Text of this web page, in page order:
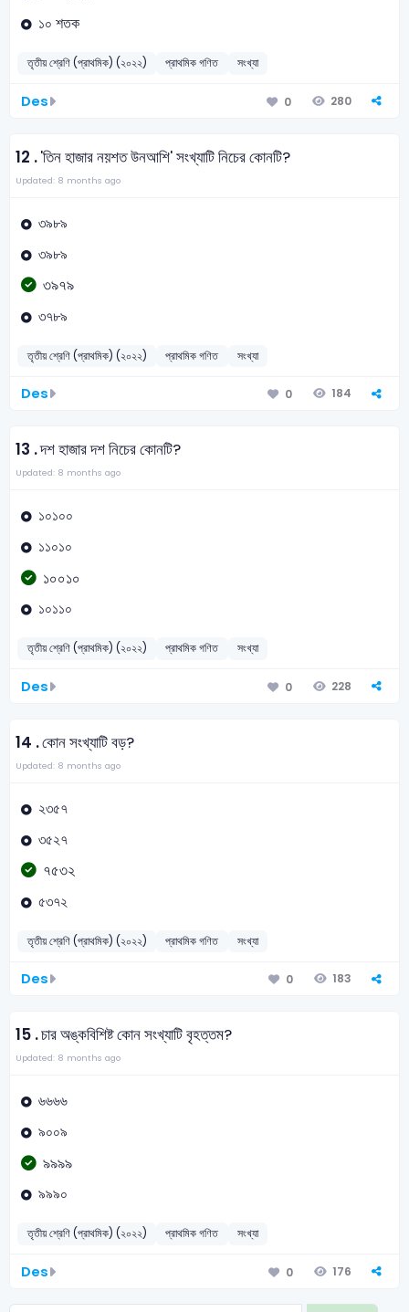
১০ শতক
তৃতীয় শ্রেণি (প্রাথমিক) (২০২২) প্রাথমিক গণিত সংখ্যা
Des 0 280
12 .'তিন হাজার নয়শত উনআশি' সংখ্যাটি নিচের কোনটি?
Updated: 8 months ago
৩৯৮৯
৩৯৮৯
৩৯৭৯
৩৭৮৯
তৃতীয় শ্রেণি (প্রাথমিক) (২০২২) প্রাথমিক গণিত সংখ্যা
Des 0 184
13 .দশ হাজার দশ নিচের কোনটি?
Updated: 8 months ago
১০১০০
১১০১০
১০০১০
১০১১০
তৃতীয় শ্রেণি (প্রাথমিক) (২০২২) প্রাথমিক গণিত সংখ্যা
Des 0 228
14 .কোন সংখ্যাটি বড়?
Updated: 8 months ago
২৩৫৭
৩৫২৭
৭৫৩২
৫৩৭২
তৃতীয় শ্রেণি (প্রাথমিক) (২০২২) প্রাথমিক গণিত সংখ্যা
Des 0 183
15 .চার অঙ্কবিশিষ্ট কোন সংখ্যাটি বৃহত্তম?
Updated: 8 months ago
৬৬৬৬
৯০০৯
৯৯৯৯
৯৯৯০
তৃতীয় শ্রেণি (প্রাথমিক) (২০২২) প্রাথমিক গণিত সংখ্যা
Des 0 176